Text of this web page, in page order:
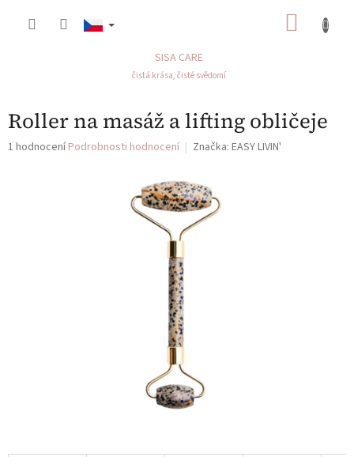
SISA CARE
čistá krása, čisté svědomí
Roller na masáž a lifting obličeje
Průměrné
1 hodnocení Podrobnosti hodnocení Značka: EASY LIVIN'